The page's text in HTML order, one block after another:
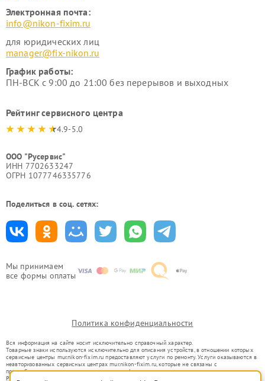
Мы принимаем
все формы оплаты
Электронная почта:
info@nikon-fixim.ru
для юридических лиц
manager@fix-nikon.ru
График работы:
ПН-ВСК с 9:00 до 21:00 без перерывов и выходных
Рейтинг сервисного центра
4.9-5.0
ООО "Русервис"
ИНН 7702633247
ОГРН 1077746335776
Поделиться в соц. сетях:
Политика конфиденциальности
Вся информация на сайте носит исключительно справочный характер.
Товарные знаки используются исключительно для описания устройств, в отношении которых
сервисные центры mur.nikon-fixim.ru предоставляют услуги по ремонту. Услуги оказываются в
неавторизованных сервисных центрах mur.nikon-fixim.ru, которые не связаны с
правообладателями товарных знаков или их официальными представителями.
Ремонт осуществляется для устройств, уже введенных в гражданский оборот в соответствии